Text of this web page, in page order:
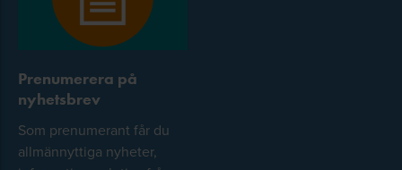
Prenumerera på
nyhetsbrev
Som prenumerant får du
allmännyttiga nyheter,